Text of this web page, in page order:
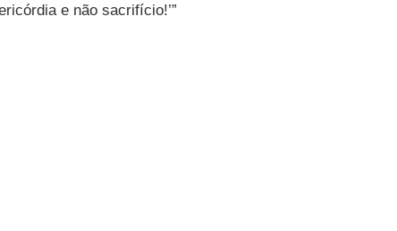
e não sacrifício!’”